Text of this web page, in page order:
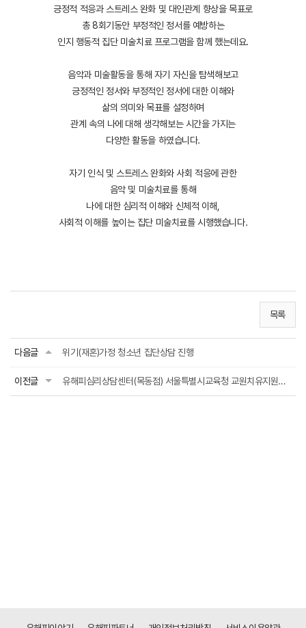
긍정적 적응과 스트레스 완화 및 대인관계 향상을 목표로
총 8회기동안 부정적인 정서를 예방하는
인지 행동적 집단 미술치료 프로그램을 함께 했는데요.
음악과 미술활동을 통해 자기 자신을 탐색해보고
긍정적인 정서와 부정적인 정서에 대한 이해와
삶의 의미와 목표를 설정하며
관계 속의 나에 대해 생각해보는 시간을 가지는
다양한 활동을 하였습니다.
자기 인식 및 스트레스 완화와 사회 적응에 관한
음악 및 미술치료를 통해
나에 대한 심리적 이해와 신체적 이해,
사회적 이해를 높이는 집단 미술치료를 시행했습니다.
목록
다음글 위기(재혼)가정 청소년 집단상담 진행
이전글 유해피심리상담센터(목동점) 서울특별시교육청 교원치유지원센터 협력기관 선정